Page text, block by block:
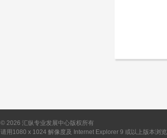
© 2026 汇纵专业发展中心版权所有
请用1080 x 1024 解像度及 Internet Explorer 9 或以上版本浏览